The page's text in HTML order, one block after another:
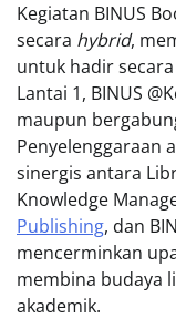
Kegiatan BINUS
secara hybrid,
untuk hadir secara
Lantai 1, BINUS
maupun
Penyelenggaraan
sinergis antara
Knowledge
Publishing, dan
mencerminkan
membina budaya
akademik.